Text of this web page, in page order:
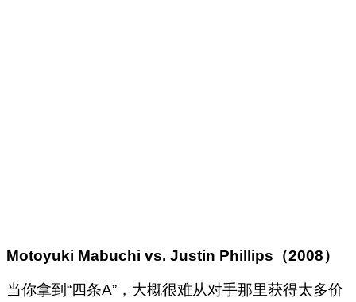
Motoyuki Mabuchi vs. Justin Phillips （2008）
当你拿到“四条A”，大概很难从对手那里获得太多价